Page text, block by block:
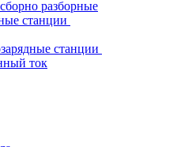
разборные
станции
станции
ток